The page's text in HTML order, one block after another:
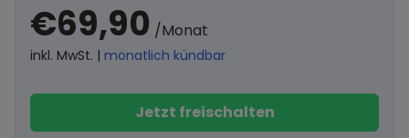
€69,90 /Monat
inkl. MwSt. | monatlich kündbar
Jetzt freischalten